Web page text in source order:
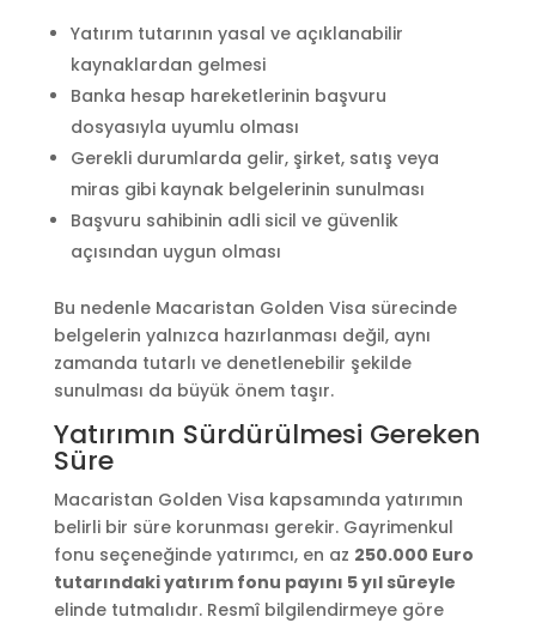
Yatırım tutarının yasal ve açıklanabilir
kaynaklardan gelmesi
Banka hesap hareketlerinin başvuru
dosyasıyla uyumlu olması
Gerekli durumlarda gelir, şirket, satış veya
miras gibi kaynak belgelerinin sunulması
Başvuru sahibinin adli sicil ve güvenlik
açısından uygun olması
Bu nedenle Macaristan Golden Visa sürecinde
belgelerin yalnızca hazırlanması değil, aynı
zamanda tutarlı ve denetlenebilir şekilde
sunulması da büyük önem taşır.
Yatırımın Sürdürülmesi Gereken
Süre
Macaristan Golden Visa kapsamında yatırımın
belirli bir süre korunması gerekir. Gayrimenkul
fonu seçeneğinde yatırımcı, en az 250.000 Euro
tutarındaki yatırım fonu payını 5 yıl süreyle
elinde tutmalıdır. Resmî bilgilendirmeye göre